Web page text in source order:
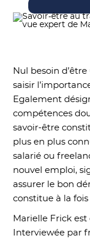
Nul besoin
saisir
Egalement
compétences
savoir-être
plus en plus
salarié ou
nouvel emploi,
assurer le bon
constitue à la
Marielle Frick
Interviewée par